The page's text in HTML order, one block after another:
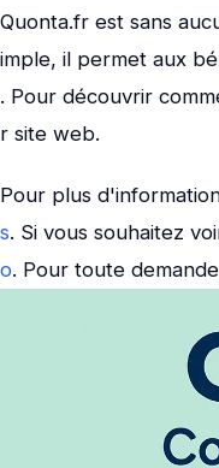
Quonta.fr est sans
imple, il permet aux
. Pour découvrir
r site web.
Pour plus
s. Si vous souhaitez
o. Pour toute